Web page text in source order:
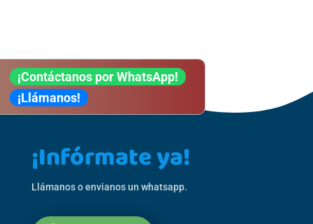
¡Infórmate ya!
Llámanos o envianos un whatsapp.
¡Contáctanos por WhatsApp!
¡Llámanos!